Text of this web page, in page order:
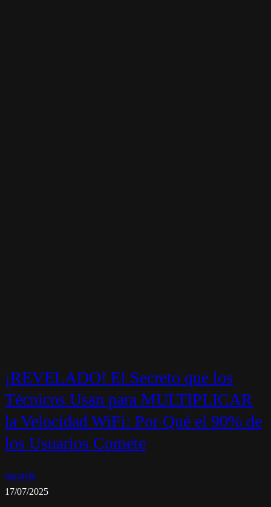
¡REVELADO! El Secreto que los
Técnicos Usan para MULTIPLICAR
la Velocidad WiFi: Por Qué el 90% de
los Usuarios Comete
dacstyle
17/07/2025